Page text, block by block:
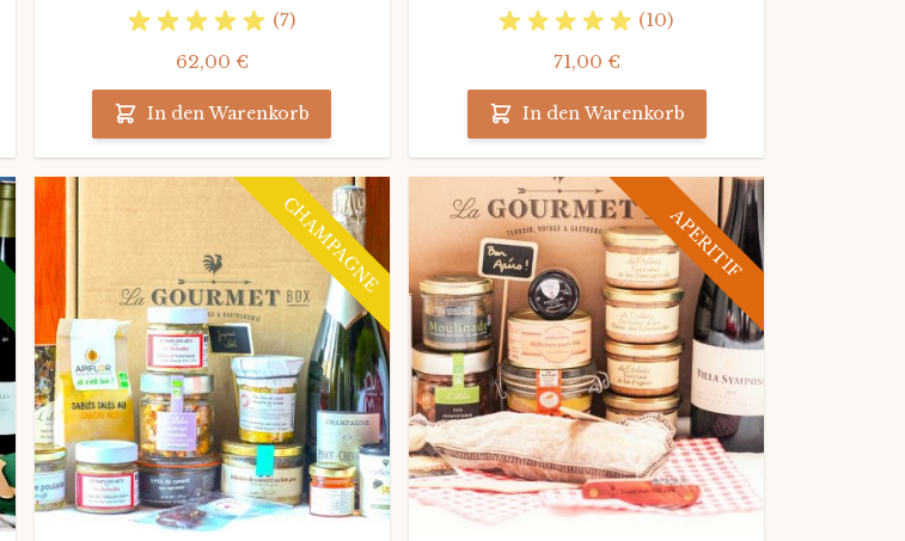
(7)
62,00 €
In den Warenkorb
(10)
71,00 €
In den Warenkorb
CHAMPAGNE APERITIF